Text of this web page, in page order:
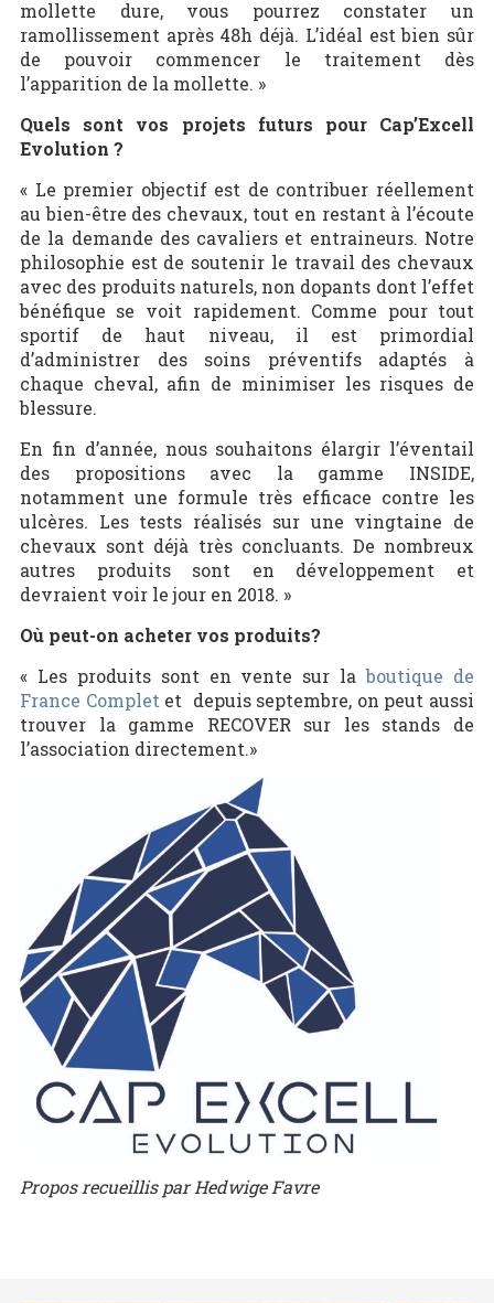
mollette dure, vous pourrez constater un
ramollissement après 48h déjà. L’idéal est bien sûr
de pouvoir commencer le traitement dès
l’apparition de la mollette. »
Quels sont vos projets futurs pour Cap’Excell
Evolution ?
« Le premier objectif est de contribuer réellement
au bien-être des chevaux, tout en restant à l’écoute
de la demande des cavaliers et entraineurs. Notre
philosophie est de soutenir le travail des chevaux
avec des produits naturels, non dopants dont l’effet
bénéfique se voit rapidement. Comme pour tout
sportif de haut niveau, il est primordial
d’administrer des soins préventifs adaptés à
chaque cheval, afin de minimiser les risques de
blessure.
En fin d’année, nous souhaitons élargir l’éventail
des propositions avec la gamme INSIDE,
notamment une formule très efficace contre les
ulcères. Les tests réalisés sur une vingtaine de
chevaux sont déjà très concluants. De nombreux
autres produits sont en développement et
devraient voir le jour en 2018. »
Où peut-on acheter vos produits?
« Les produits sont en vente sur laboutique de
France Complet et depuis septembre, on peut aussi
trouver la gamme RECOVER sur les stands de
l’association directement.»
Propos recueillis par Hedwige Favre